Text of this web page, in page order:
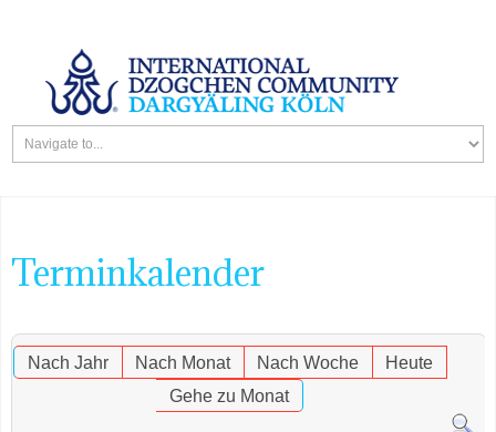
Terminkalender
Nach Jahr Nach Monat Nach Woche
Heute
Gehe zu Monat